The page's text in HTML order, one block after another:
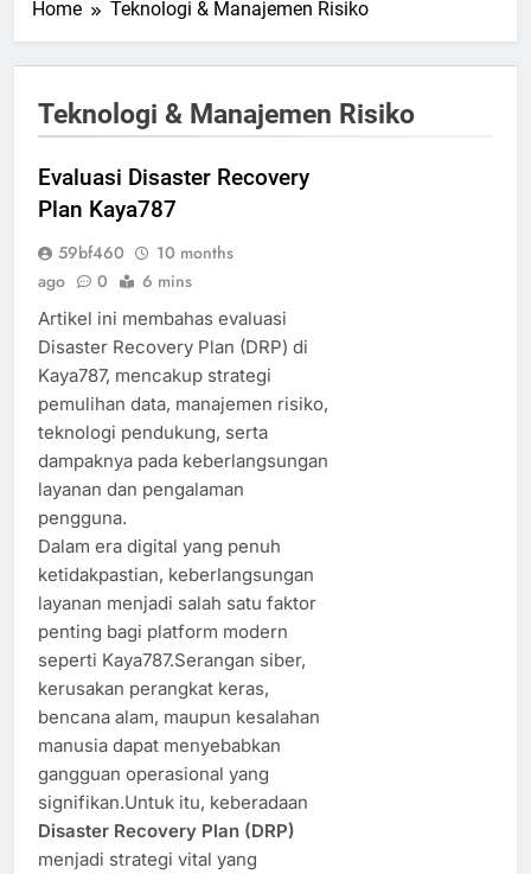
Home Teknologi & Manajemen Risiko
Teknologi & Manajemen Risiko
Evaluasi Disaster Recovery
Plan Kaya787
59bf460
10 months
ago
0 6 mins
Artikel ini membahas evaluasi
Disaster Recovery Plan (DRP) di
Kaya787, mencakup strategi
pemulihan data, manajemen risiko,
teknologi pendukung, serta
dampaknya pada keberlangsungan
layanan dan pengalaman
pengguna.
Dalam era digital yang penuh
ketidakpastian, keberlangsungan
layanan menjadi salah satu faktor
penting bagi platform modern
seperti Kaya787.Serangan siber,
kerusakan perangkat keras,
bencana alam, maupun kesalahan
manusia dapat menyebabkan
gangguan operasional yang
signifikan.Untuk itu, keberadaan
Disaster Recovery Plan (DRP)
menjadi strategi vital yang